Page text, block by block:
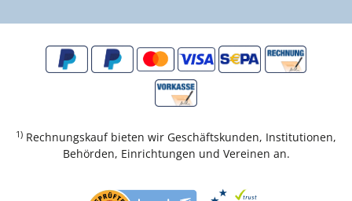
1) Rechnungskauf bieten wir Geschäftskunden, Institutionen,
Behörden, Einrichtungen und Vereinen an.